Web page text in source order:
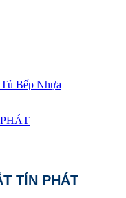
Bếp Nhựa
TÍN PHÁT